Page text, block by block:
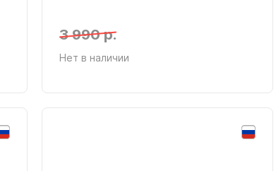
3 990 р.
Нет в наличии